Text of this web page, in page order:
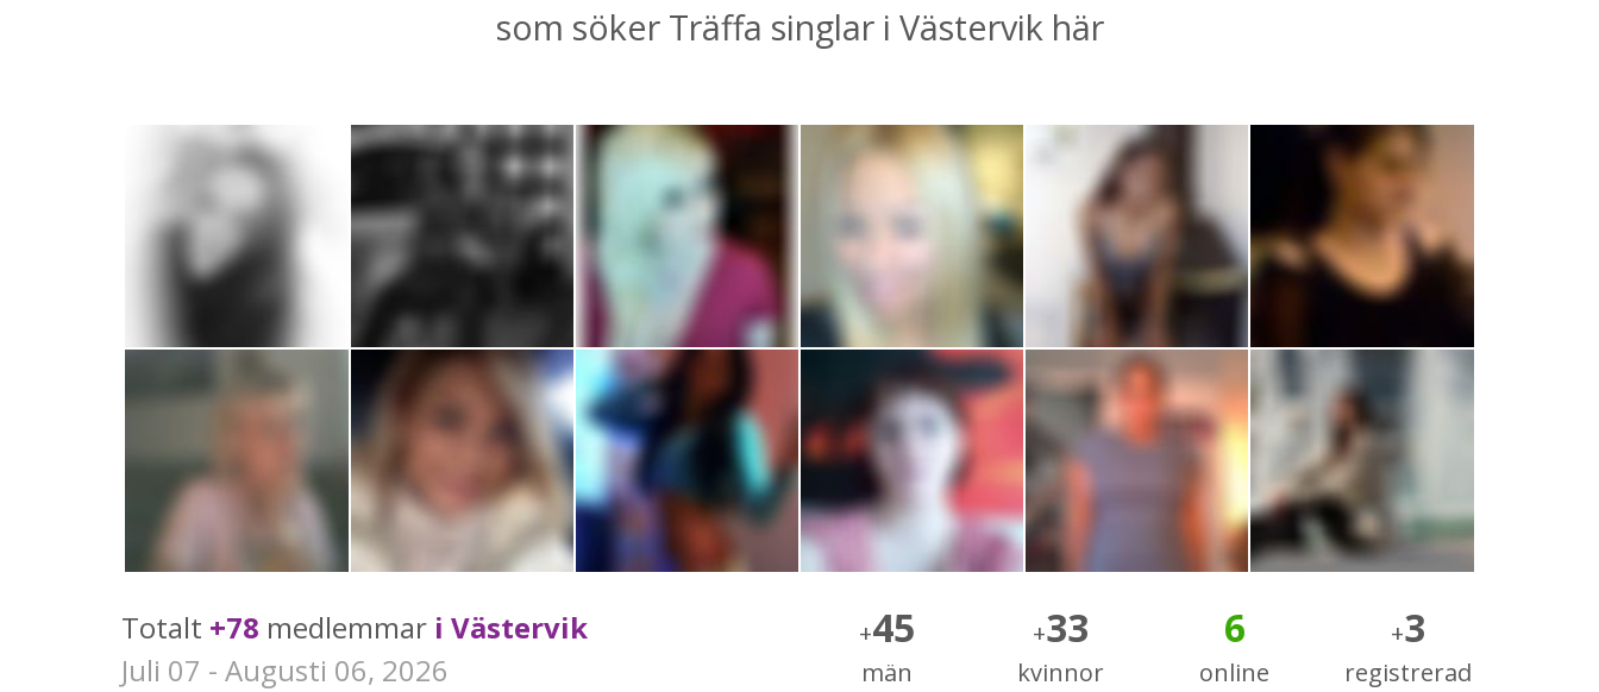
som söker Träffa singlar i Västervik här
Totalt +78 medlemmar i Västervik
Juli 07 - Augusti 06, 2026
+45
män
+33
kvinnor
6
online
+3
registrerad